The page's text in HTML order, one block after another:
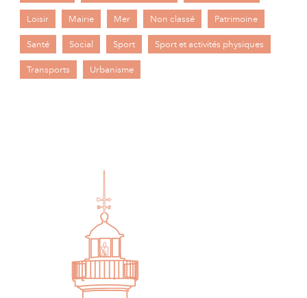
Loisir Mairie Mer Non classé Patrimoine
Santé Social Sport Sport et activités physiques
Transports Urbanisme